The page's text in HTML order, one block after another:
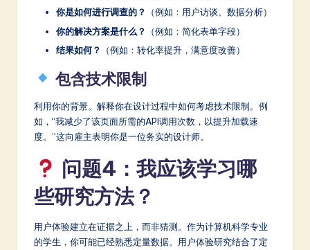
你是如何进行调查的？
（例如：用户访谈、数据分析）
你的解决方案是什么？
（例如：简化表单字段）
结果如何？
（例如：转化率提升，满意度改善）
包含技术限制
利用你的背景。解释你在设计过程中如何考虑技术限制。例
如，“我减少了该页面所需的API调用次数，以提升加载速
度。”这向雇主表明你是一位务实的设计师。
问题4：我应该学习哪
些研究方法？
用户体验建立在证据之上，而非猜测。作为计算机科学专业
的学生，你可能已经熟悉定量数据。用户体验研究结合了定